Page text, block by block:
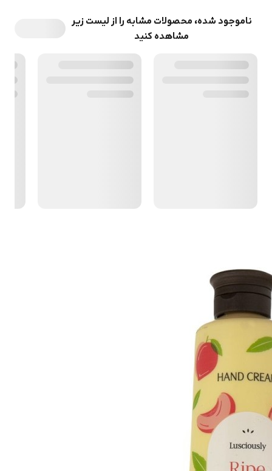
ناموجود شده، محصولات مشابه را از لیست زیر
مشاهده کنید